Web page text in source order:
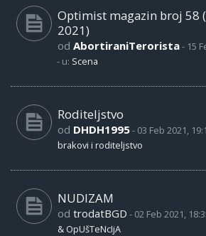
Optimist magazin broj 58
2021)
od AbortiraniTerorista- 15
- u: Scena
Roditeljstvo
od DHDH1995- 03 Feb 2021,
brakovi i roditeljstvo
NUDIZAM
od trodatBGD - 02 Feb 2021,
& OpUšTeNcIjA